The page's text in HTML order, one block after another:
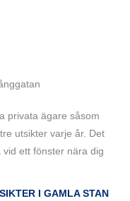
privata ägare såsom
utsikter varje år. Det
ett fönster nära dig
I GAMLA STAN